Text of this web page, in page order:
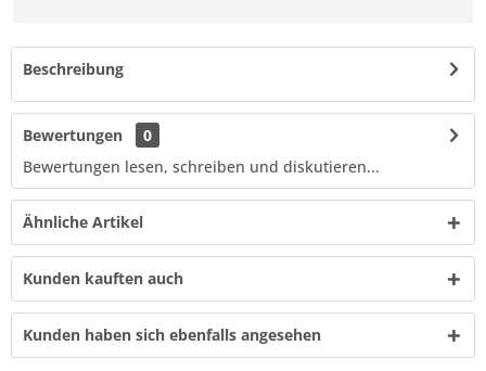
Beschreibung
Bewertungen
0
Bewertungen lesen, schreiben und diskutieren...
Ähnliche Artikel
Kunden kauften auch
Kunden haben sich ebenfalls angesehen